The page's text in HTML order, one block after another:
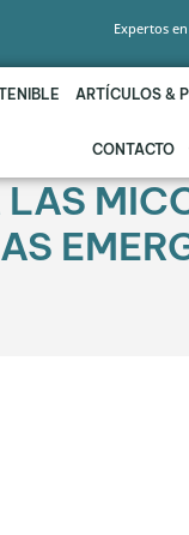
Expertos
ARTÍCULOS &
CONTACTO